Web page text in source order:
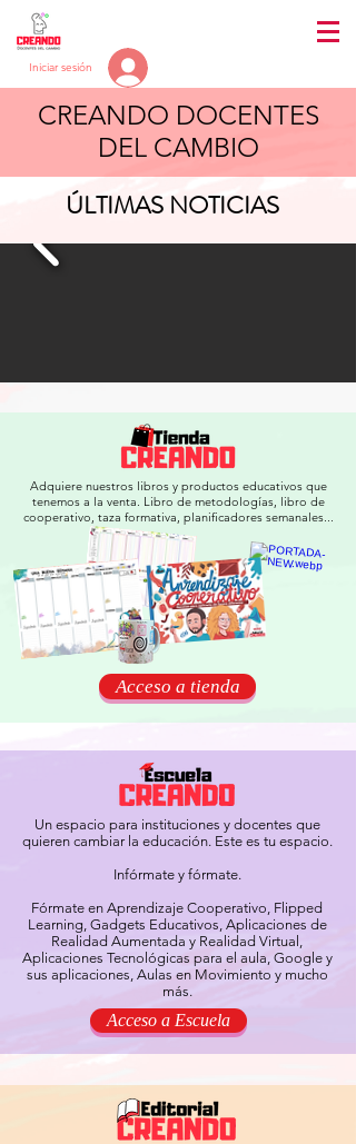
Iniciar sesión
CREANDO DOCENTES
DEL CAMBIO
ÚLTIMAS NOTICIAS
Adquiere nuestros libros y productos educativos que
tenemos a la venta. Libro de metodologías, libro de
cooperativo, taza formativa, planificadores semanales...
Acceso a tienda
Un espacio para instituciones y docentes que
quieren cambiar la educación. Este es tu espacio.
Infórmate y fórmate.
Fórmate en Aprendizaje Cooperativo, Flipped
Learning, Gadgets Educativos, Aplicaciones de
Realidad Aumentada y Realidad Virtual,
Aplicaciones Tecnológicas para el aula, Google y
sus aplicaciones, Aulas en Movimiento y mucho
más.
Acceso a Escuela